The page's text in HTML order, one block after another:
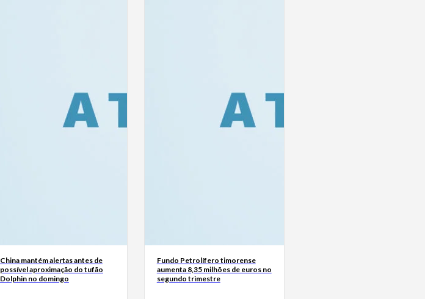
China mantém alertas antes de
possível aproximação do tufão
Dolphin no domingo
Fundo Petrolífero timorense
aumenta 8,35 milhões de euros no
segundo trimestre